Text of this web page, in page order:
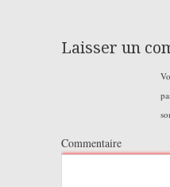
Laisser un
Commentaire